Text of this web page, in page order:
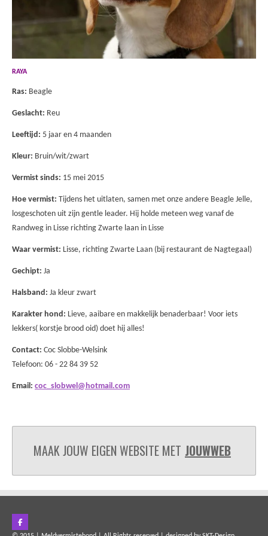
RAYA
Ras: Beagle
Geslacht: Reu
Leeftijd: 5 jaar en 4 maanden
Kleur: Bruin/wit/zwart
Vermist sinds: 15 mei 2015
Hoe vermist: Tijdens het uitlaten, samen met onze andere Beagle Jelle,
losgeschoten uit zijn gentle leader. Hij holde meteen weg vanaf de
Randweg in Lisse richting Zwarte laan in Lisse
Waar vermist: Lisse, richting Zwarte Laan (bij restaurant de Nagtegaal)
Gechipt: Ja
Halsband: Ja kleur zwart
Karakter hond: Lieve, aaibare en makkelijk benaderbaar! Voor iets
lekkers( korstje brood oid) doet hij alles!
Contact: Coc Slobbe-Welsink
Telefoon: 06 - 22 84 39 52
Email: coc_slobwel@hotmail.com
MAAK JOUW EIGEN WEBSITE MET JOUWWEB
F
a